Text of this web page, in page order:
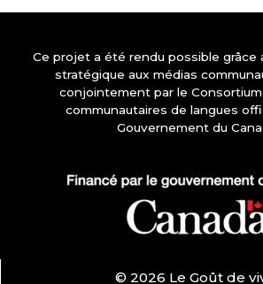
Ce projet a été rendu possible grâce
stratégique aux médias
conjointement par le
communautaires de langues
Gouvernement du
© 2026 Le Goût de